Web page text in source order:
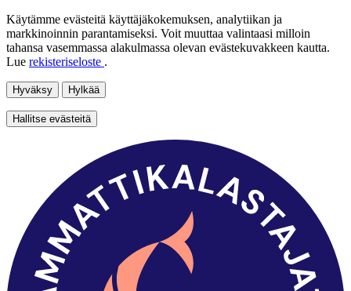
Käytämme evästeitä käyttäjäkokemuksen, analytiikan ja
markkinoinnin parantamiseksi. Voit muuttaa valintaasi milloin
tahansa vasemmassa alakulmassa olevan evästekuvakkeen kautta.
Lue rekisteriseloste .
Hyväksy Hylkää
Hallitse evästeitä